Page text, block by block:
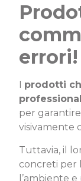
errori!
prodotti
per
visivamente
Tuttavia, il
concreti per
l’ambiente